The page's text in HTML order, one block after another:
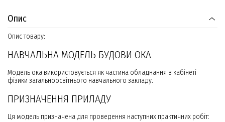
Опис
Опис товару:
НАВЧАЛЬНА МОДЕЛЬ БУДОВИ ОКА
Модель ока використовується як частина обладнання в кабінеті
фізики загальноосвітнього навчального закладу.
ПРИЗНАЧЕННЯ ПРИЛАДУ
Ця модель призначена для проведення наступних практичних робіт: